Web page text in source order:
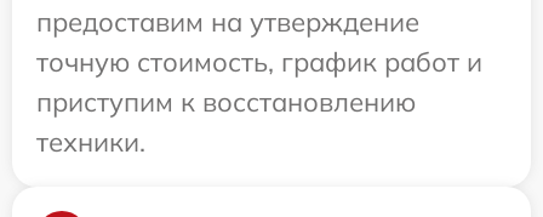
предоставим на утверждение
точную стоимость, график работ и
приступим к восстановлению
техники.